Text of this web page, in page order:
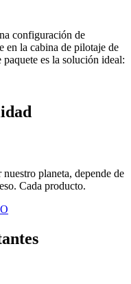
configuración de
en la cabina de pilotaje de
es la solución ideal:
planeta, depende de
Cada producto.